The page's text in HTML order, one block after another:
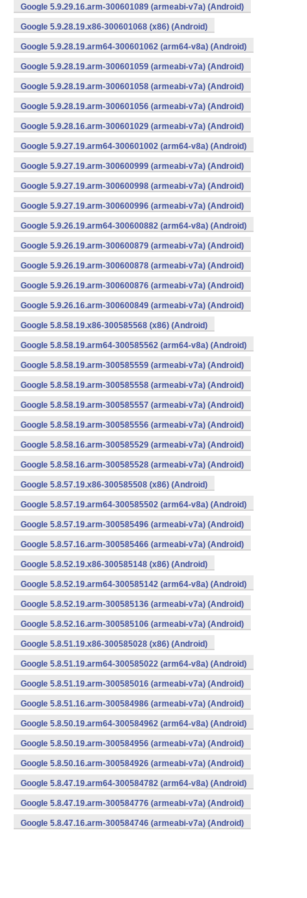
Google 5.9.29.16.arm-300601089 (armeabi-v7a) (Android)
Google 5.9.28.19.x86-300601068 (x86) (Android)
Google 5.9.28.19.arm64-300601062 (arm64-v8a) (Android)
Google 5.9.28.19.arm-300601059 (armeabi-v7a) (Android)
Google 5.9.28.19.arm-300601058 (armeabi-v7a) (Android)
Google 5.9.28.19.arm-300601056 (armeabi-v7a) (Android)
Google 5.9.28.16.arm-300601029 (armeabi-v7a) (Android)
Google 5.9.27.19.arm64-300601002 (arm64-v8a) (Android)
Google 5.9.27.19.arm-300600999 (armeabi-v7a) (Android)
Google 5.9.27.19.arm-300600998 (armeabi-v7a) (Android)
Google 5.9.27.19.arm-300600996 (armeabi-v7a) (Android)
Google 5.9.26.19.arm64-300600882 (arm64-v8a) (Android)
Google 5.9.26.19.arm-300600879 (armeabi-v7a) (Android)
Google 5.9.26.19.arm-300600878 (armeabi-v7a) (Android)
Google 5.9.26.19.arm-300600876 (armeabi-v7a) (Android)
Google 5.9.26.16.arm-300600849 (armeabi-v7a) (Android)
Google 5.8.58.19.x86-300585568 (x86) (Android)
Google 5.8.58.19.arm64-300585562 (arm64-v8a) (Android)
Google 5.8.58.19.arm-300585559 (armeabi-v7a) (Android)
Google 5.8.58.19.arm-300585558 (armeabi-v7a) (Android)
Google 5.8.58.19.arm-300585557 (armeabi-v7a) (Android)
Google 5.8.58.19.arm-300585556 (armeabi-v7a) (Android)
Google 5.8.58.16.arm-300585529 (armeabi-v7a) (Android)
Google 5.8.58.16.arm-300585528 (armeabi-v7a) (Android)
Google 5.8.57.19.x86-300585508 (x86) (Android)
Google 5.8.57.19.arm64-300585502 (arm64-v8a) (Android)
Google 5.8.57.19.arm-300585496 (armeabi-v7a) (Android)
Google 5.8.57.16.arm-300585466 (armeabi-v7a) (Android)
Google 5.8.52.19.x86-300585148 (x86) (Android)
Google 5.8.52.19.arm64-300585142 (arm64-v8a) (Android)
Google 5.8.52.19.arm-300585136 (armeabi-v7a) (Android)
Google 5.8.52.16.arm-300585106 (armeabi-v7a) (Android)
Google 5.8.51.19.x86-300585028 (x86) (Android)
Google 5.8.51.19.arm64-300585022 (arm64-v8a) (Android)
Google 5.8.51.19.arm-300585016 (armeabi-v7a) (Android)
Google 5.8.51.16.arm-300584986 (armeabi-v7a) (Android)
Google 5.8.50.19.arm64-300584962 (arm64-v8a) (Android)
Google 5.8.50.19.arm-300584956 (armeabi-v7a) (Android)
Google 5.8.50.16.arm-300584926 (armeabi-v7a) (Android)
Google 5.8.47.19.arm64-300584782 (arm64-v8a) (Android)
Google 5.8.47.19.arm-300584776 (armeabi-v7a) (Android)
Google 5.8.47.16.arm-300584746 (armeabi-v7a) (Android)